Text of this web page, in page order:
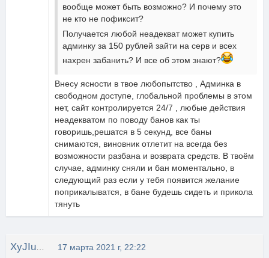
вообще может быть возможно? И почему это
не кто не пофиксит?
Получается любой неадекват может купить
админку за 150 рублей зайти на серв и всех
нахрен забанить? И все об этом знают?
Внесу ясности в твое любопытство , Админка в
свободном доступе, глобальной проблемы в этом
нет, сайт контролируется 24/7 , любые действия
неадекватом по поводу банов как ты
говоришь,решатся в 5 секунд, все баны
снимаются, виновник отлетит на всегда без
возможности разбана и возврата средств. В твоём
случае, админку сняли и бан моментально, в
следующий раз если у тебя появится желание
поприкалыватся, в бане будешь сидеть и прикола
тянуть
17 марта 2021 г, 22:22